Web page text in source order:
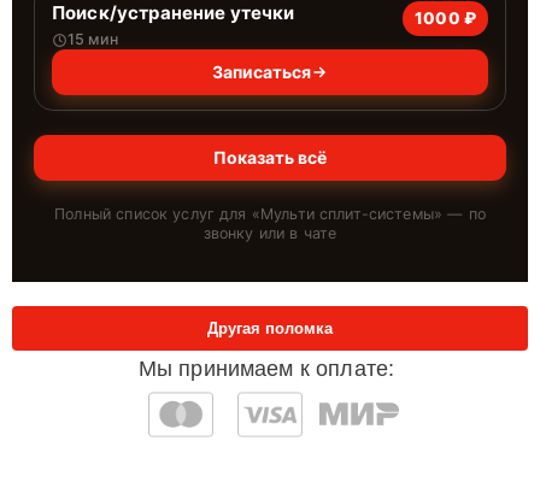
Поиск/устранение утечки
15 мин
1000 ₽
Записаться
Показать всё
Полный список услуг для «Мульти сплит-системы» — по
звонку или в чате
Мы принимаем к оплате:
Другая поломка